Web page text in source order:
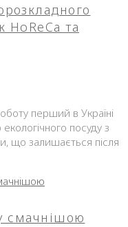
HoReCa та
перший в Україні
посуду з
що залишається після
смачнішою